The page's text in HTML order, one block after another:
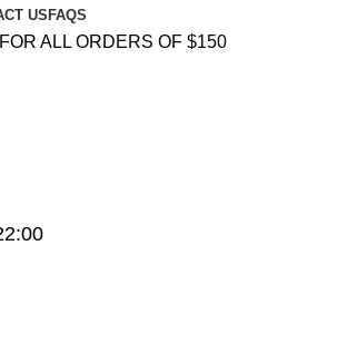
US FAQS
ALL ORDERS OF $150